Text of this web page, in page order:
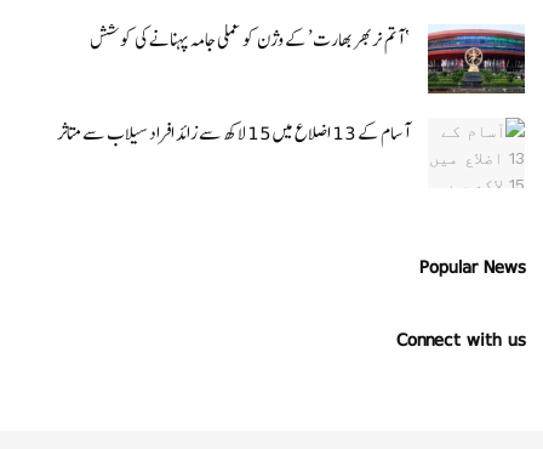
‘ آتم نربھر بھارت’ کے وژن کو عملی جامہ پہنانے کی کوشش
آسام کے 13 اضلاع میں 15 لاکھ سے زائد افراد سیلاب سے متاثر
Popular News
Connect with us